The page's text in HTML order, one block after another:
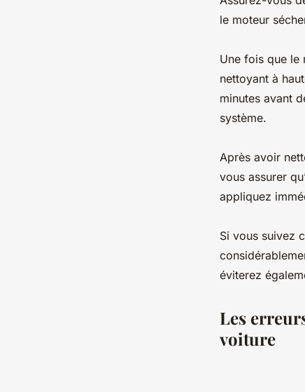
le moteur
Une fois que le
nettoyant à
minutes avant
système.
Après avoir
vous assurer
appliquez
Si vous suivez
éviterez
Les
voiture